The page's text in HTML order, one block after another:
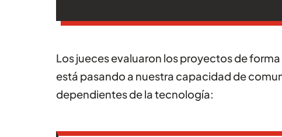
Los jueces evaluaron los proyectos de
está pasando a nuestra capacidad de
dependientes de la tecnología: